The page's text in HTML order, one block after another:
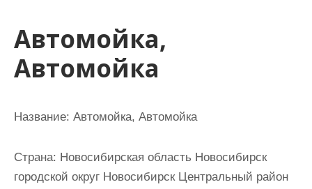
Автомойка,
Автомойка
Название: Автомойка, Автомойка
Страна: Новосибирская область Новосибирск
городской округ Новосибирск Центральный район